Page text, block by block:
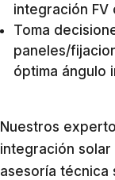
integración FV
Toma
paneles/
óptima ángulo
Nuestros
integración
asesoría técnica